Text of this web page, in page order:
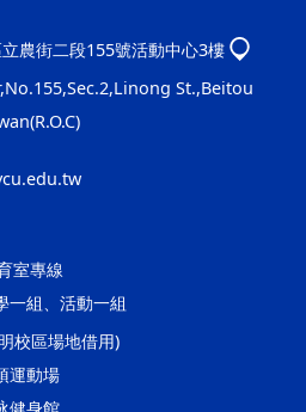
農街二段155號活動中心3樓
St.,Beitou
室專線
組、活動一組
校區場地借用)
運動場